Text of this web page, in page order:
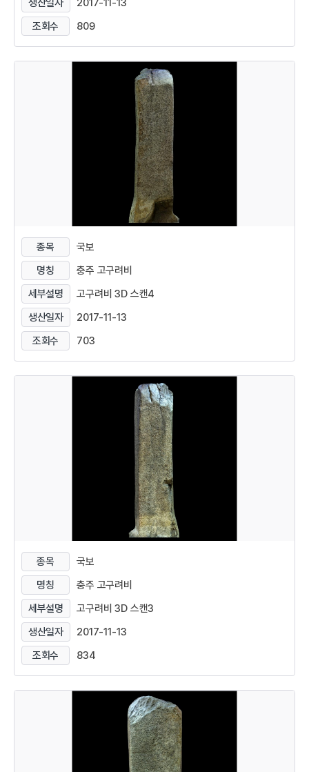
생산일자
2017-11-13
조회수
809
종목
국보
명칭
충주 고구려비
세부설명
고구려비 3D 스캔4
생산일자
2017-11-13
조회수
703
종목
국보
명칭
충주 고구려비
세부설명
고구려비 3D 스캔3
생산일자
2017-11-13
조회수
834